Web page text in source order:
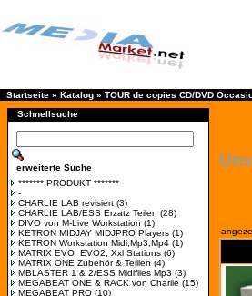
Startseite » Katalog » TOUR de copies CD/DVD
Schnellsuche
erweiterte Suche
******* PRODUKT *******
-
CHARLIE LAB revisiert (3)
CHARLIE LAB/ESS Erzatz Teilen (28)
DIVO von M-Live Workstation (1)
KETRON MIDJAY MIDJPRO Players (1)
KETRON Workstation Midi,Mp3,Mp4 (1)
MATRIX EVO, EVO2, Xxl Stations (6)
MATRIX ONE Zubehör & Teillen (4)
MBLASTER 1 & 2/ESS Midifiles Mp3 (3)
MEGABEAT ONE & RACK von Charlie (15)
MEGABEAT PRO (10)